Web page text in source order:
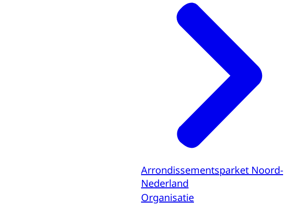
Arrondissementsparket Noord-
Nederland
Organisatie